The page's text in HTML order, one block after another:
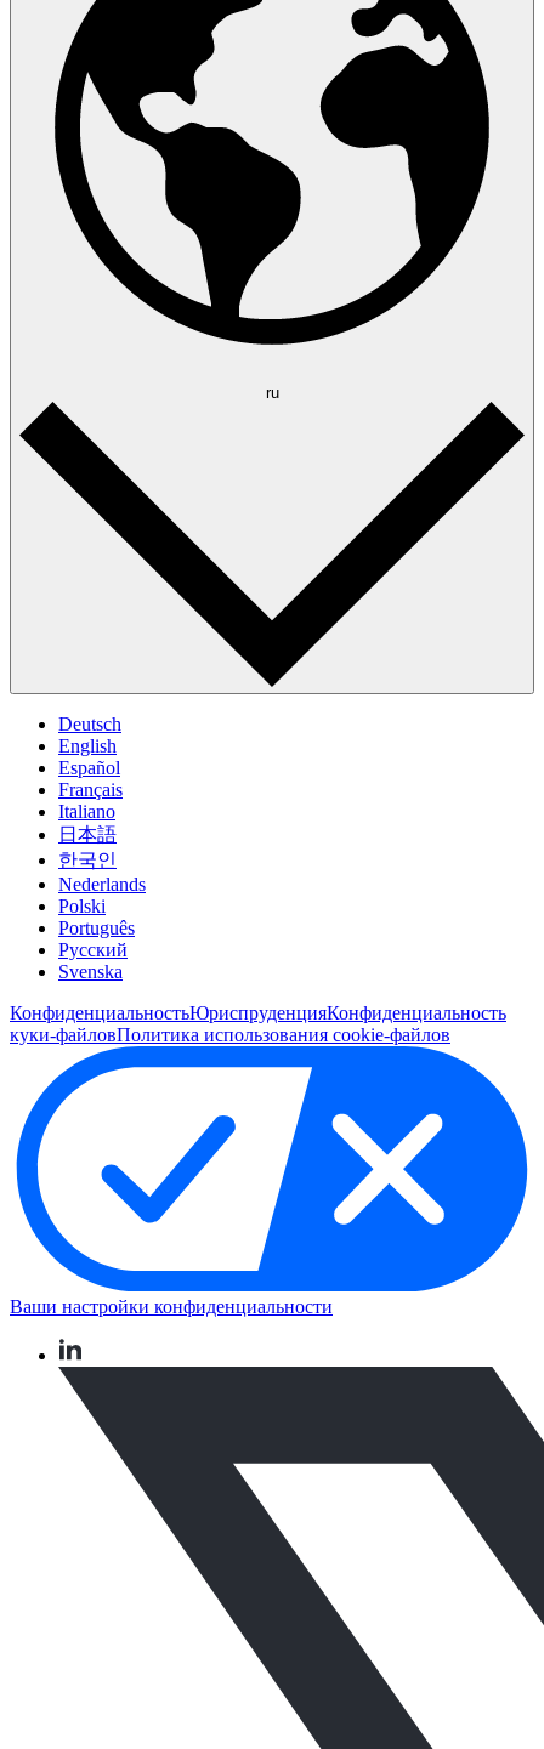
ru
Deutsch
English
Español
Français
Italiano
日本語
한국인
Nederlands
Polski
Português
Pусский
Svenska
КонфиденциальностьЮриспруденцияКонфиденциальность
куки-файловПолитика использования cookie-файлов
Ваши настройки конфиденциальности